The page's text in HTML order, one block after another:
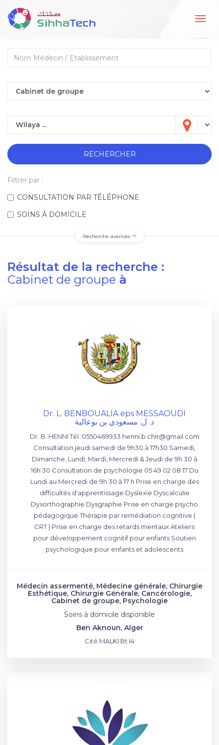
RECHERCHER
Filtrer par :
CONSULTATION PAR TÉLÉPHONE
SOINS À DOMICILE
Recherche avancée
Résultat de la recherche :
Cabinet de groupe à
Dr. L. BENBOUALIA eps MESSAOUDI
د. ل. مسعودي بن بوعالية
Dr. B. HENNI Tél :0550469933 henni.b.chir@gmail.com
Consultation jeudi samedi de 9h30 à 17h30 Samedi,
Dimanche, Lundi, Mardi, Mercredi & Jeudi de 9h 30 à
16h 30 Consultation de psychologie 05 49 02 08 17 Du
Lundi au Mercredi de 9h 30 à 17 h Prise en charge des
difficultés d'apprentissage Dyslexie Dyscalculie
Dysorthographie Dysgraphie Prise en charge psycho
pédagogique Thérapie par remédiation cognitive (
CRT ) Prise en charge des retards mentaux Ateliers
pour développement cognitif pour enfants Soutien
psychologique pour enfants et adolescents
Médecin assermenté, Médecine générale, Chirurgie
Esthétique, Chirurgie Générale, Cancérologie,
Cabinet de groupe, Psychologie
Soins à domicile disponible
Ben Aknoun, Alger
Cité MALKI Bt I4